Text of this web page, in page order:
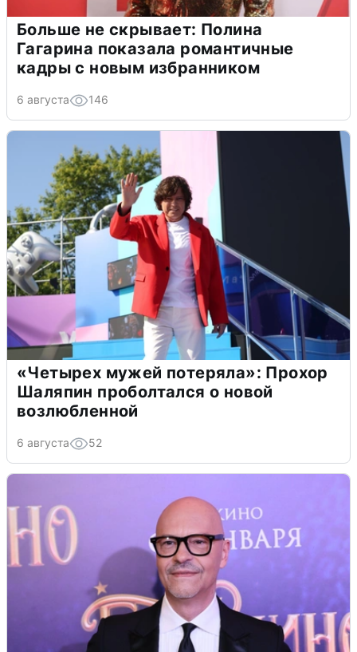
Больше не скрывает: Полина
Гагарина показала романтичные
кадры с новым избранником
6 августа 146
«Четырех мужей потеряла»: Прохор
Шаляпин проболтался о новой
возлюбленной
6 августа 52